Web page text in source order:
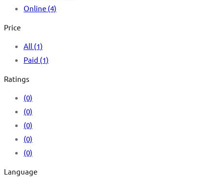
Online (4)
Price
All (1)
Paid (1)
Ratings
(0)
(0)
(0)
(0)
(0)
Language